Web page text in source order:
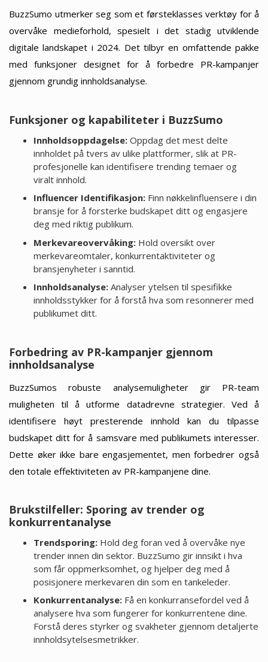
BuzzSumo utmerker seg som et førsteklasses verktøy for å
overvåke medieforhold, spesielt i det stadig utviklende
digitale landskapet i 2024. Det tilbyr en omfattende pakke
med funksjoner designet for å forbedre PR-kampanjer
gjennom grundig innholdsanalyse.
Funksjoner og kapabiliteter i BuzzSumo
Innholdsoppdagelse:Oppdag det mest delte
innholdet på tvers av ulike plattformer, slik at PR-
profesjonelle kan identifisere trending temaer og
viralt innhold.
Influencer Identifikasjon:Finn nøkkelinfluensere i din
bransje for å forsterke budskapet ditt og engasjere
deg med riktig publikum.
Merkevareovervåking:Hold oversikt over
merkevareomtaler, konkurrentaktiviteter og
bransjenyheter i sanntid.
Innholdsanalyse:Analyser ytelsen til spesifikke
innholdsstykker for å forstå hva som resonnerer med
publikumet ditt.
Forbedring av PR-kampanjer gjennom
innholdsanalyse
BuzzSumos robuste analysemuligheter gir PR-team
muligheten til å utforme datadrevne strategier. Ved å
identifisere høyt presterende innhold kan du tilpasse
budskapet ditt for å samsvare med publikumets interesser.
Dette øker ikke bare engasjementet, men forbedrer også
den totale effektiviteten av PR-kampanjene dine.
Brukstilfeller: Sporing av trender og
konkurrentanalyse
Trendsporing:Hold deg foran ved å overvåke nye
trender innen din sektor. BuzzSumo gir innsikt i hva
som får oppmerksomhet, og hjelper deg med å
posisjonere merkevaren din som en tankeleder.
Konkurrentanalyse:Få en konkurransefordel ved å
analysere hva som fungerer for konkurrentene dine.
Forstå deres styrker og svakheter gjennom detaljerte
innholdsytelsesmetrikker.